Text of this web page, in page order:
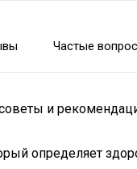
Частые
и
определяет